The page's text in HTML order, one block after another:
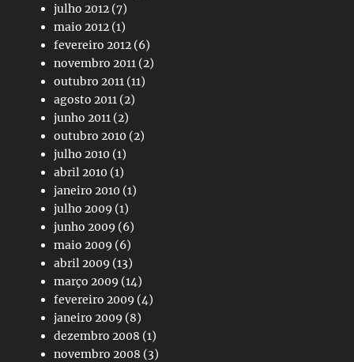
julho 2012 (7)
maio 2012 (1)
fevereiro 2012 (6)
novembro 2011 (2)
outubro 2011 (11)
agosto 2011 (2)
junho 2011 (2)
outubro 2010 (2)
julho 2010 (1)
abril 2010 (1)
janeiro 2010 (1)
julho 2009 (1)
junho 2009 (6)
maio 2009 (6)
abril 2009 (13)
março 2009 (14)
fevereiro 2009 (4)
janeiro 2009 (8)
dezembro 2008 (1)
novembro 2008 (3)